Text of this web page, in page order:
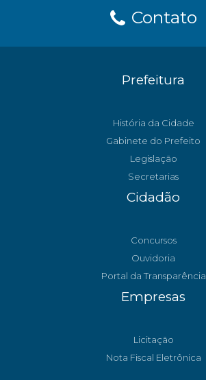
Contato
Prefeitura
História da Cidade
Gabinete do Prefeito
Legislação
Secretarias
Cidadão
Concursos
Ouvidoria
Portal da Transparência
Empresas
Licitação
Nota Fiscal Eletrônica